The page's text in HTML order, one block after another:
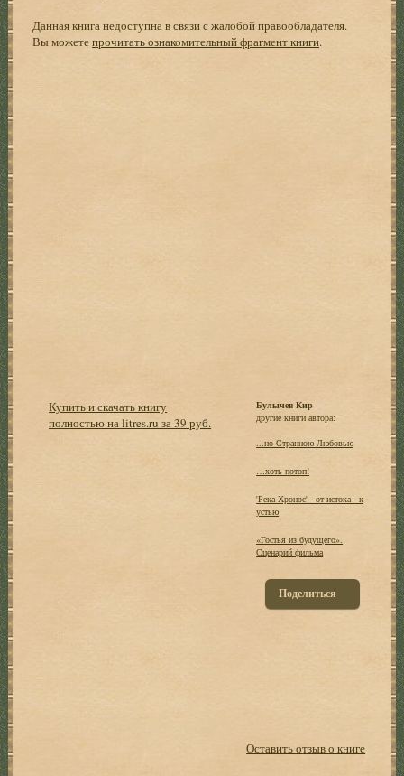
Данная книга недоступна в связи с жалобой правообладателя.
Вы можетепрочитать ознакомительный фрагмент книги.
Купить и скачать книгу
полностью на litres.ru за 39 руб.
Булычев Кир
другие книги автора:
...но Странною Любовью
…хоть потоп!
'Река Хронос' - от истока - к
устью
«Гостья из будущего».
Сценарий фильма
Поделиться
Оставить отзыв о книге